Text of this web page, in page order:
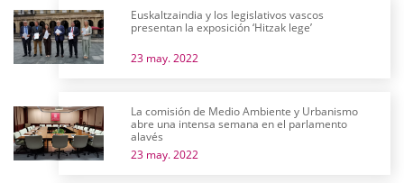
Euskaltzaindia y los legislativos vascos
presentan la exposición ‘Hitzak lege’
23 may. 2022
La comisión de Medio Ambiente y Urbanismo
abre una intensa semana en el parlamento
alavés
23 may. 2022